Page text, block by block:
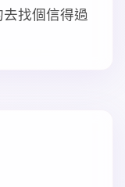
找個信得過